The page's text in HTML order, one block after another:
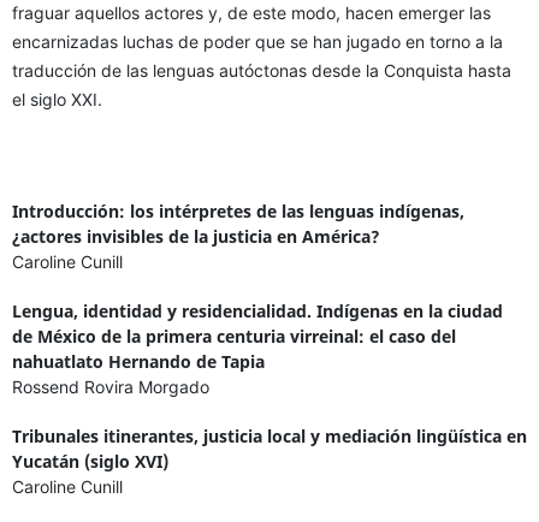
fraguar aquellos actores y, de este modo, hacen emerger las
encarnizadas luchas de poder que se han jugado en torno a la
traducción de las lenguas autóctonas desde la Conquista hasta
el siglo XXI.
Introducción: los intérpretes de las lenguas indígenas,
¿actores invisibles de la justicia en América?
Caroline Cunill
Lengua, identidad y residencialidad. Indígenas en la ciudad
de México de la primera centuria virreinal: el caso del
nahuatlato Hernando de Tapia
Rossend Rovira Morgado
Tribunales itinerantes, justicia local y mediación lingüística en
Yucatán (siglo XVI)
Caroline Cunill